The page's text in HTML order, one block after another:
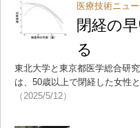
医療技術ニュー
閉経の
る
東北大学と東京都医学総合研
は、50歳以上で閉経した女性
（2025/5/12）